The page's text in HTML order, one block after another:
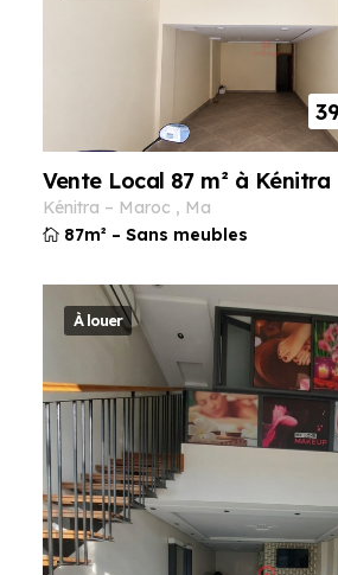
Vente Local 87 m² à Kénitra
kénitra – maroc ,
ma
87m² – Sans meubles
À louer